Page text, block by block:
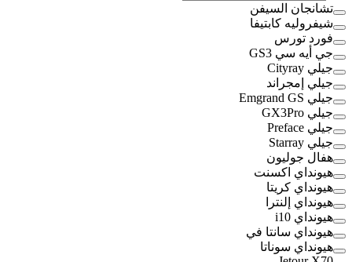
تشانجان السيفن
شيفروليه كابتيفا
فورد تورس
جي أيه سي GS3
جيلي Cityray
جيلي إمجراند
جيلي Emgrand GS
جيلي GX3Pro
جيلي Preface
جيلي Starray
هفال جوليون
هيونداي اكسنت
هيونداي كريتا
هيونداي إلنترا
هيونداي i10
هيونداي سانتا في
هيونداي سوناتا